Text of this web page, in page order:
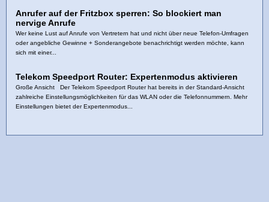
Anrufer auf der Fritzbox sperren: So blockiert man
nervige Anrufe
Wer keine Lust auf Anrufe von Vertretern hat und nicht über neue Telefon-Umfragen
oder angebliche Gewinne + Sonderangebote benachrichtigt werden möchte, kann
sich mit einer...
Telekom Speedport Router: Expertenmodus aktivieren
Große Ansicht Der Telekom Speedport Router hat bereits in der Standard-Ansicht
zahlreiche Einstellungsmöglichkeiten für das WLAN oder die Telefonnummern. Mehr
Einstellungen bietet der Expertenmodus...